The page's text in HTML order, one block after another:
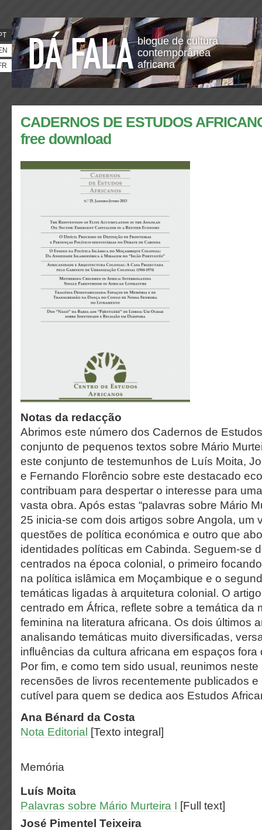
blogue de cultura
contemporânea
africana
CADERNOS DE ESTUDOS
free download
Notas da redacção
Abrimos este número dos Cadernos de
conjunto de pequenos textos sobre Mário
este conjunto de testemunhos de Luís Moita,
e Fernando Florêncio sobre este destacado
contribuam para des­pertar o interesse para
vasta obra. Após estas “palavras sobre Mário
25 inicia-se com dois artigos sobre Angola, um
questões de política económica e outro que
identida­des políticas em Cabinda. Seguem-se
centrados na época colonial, o primeiro
na política islâmica em Moçambique e o
temáticas ligadas à arquitetura colonial. O
centrado em África, reflete sobre a temática da
feminina na literatura africana. Os dois últimos
analisando temáticas muito diversificadas,
influências da cultura africana em espaços fora
Por fim, e como tem sido usual, reunimos
recensões de livros recentemente publicados
cutível para quem se dedica aos Estudos
Ana Bénard da Costa
Nota Editorial
[Texto integral]
Memória
Luís Moita
Palavras sobre Mário Murteira I [Full text]
José Pimentel Teixeira